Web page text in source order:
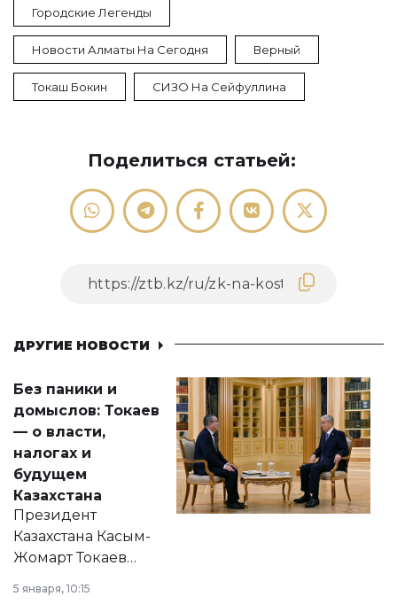
Городские Легенды
Новости Алматы На Сегодня Верный
Токаш Бокин СИЗО На Сейфуллина
Поделиться статьей:
ДРУГИЕ НОВОСТИ
Без паники и
домыслов: Токаев
— о власти,
налогах и
будущем
Казахстана
Президент
Казахстана Касым-
Жомарт Токаев
сразу несколько
5 января, 10:15